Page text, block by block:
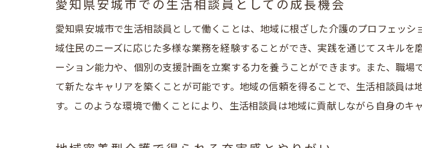
愛知県安城市での生活相談員としての成長機会
愛知県安城市で生活相談員として働くことは、地域に根ざした介護のプロフェッ
域住民のニーズに応じた多様な業務を経験することができ、実践を通じてスキル
ーション能力や、個別の支援計画を立案する力を養うことができます。また、職
て新たなキャリアを築くことが可能です。地域の信頼を得ることで、生活相談員
す。このような環境で働くことにより、生活相談員は地域に貢献しながら自身のキ